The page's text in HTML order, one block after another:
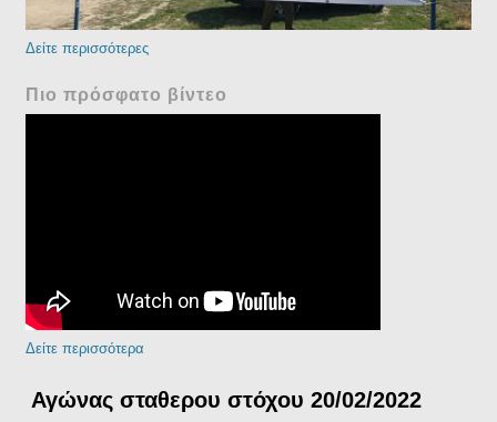
Δείτε περισσότερες
Πιο πρόσφατο βίντεο
Δείτε περισσότερα
Αγώνας σταθερου στόχου 20/02/2022